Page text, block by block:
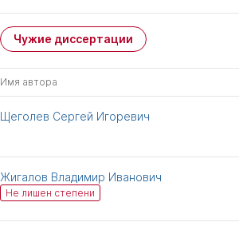
Чужие диссертации
Имя автора
Щеголев Сергей Игоревич
Жигалов Владимир Иванович
Не лишен степени